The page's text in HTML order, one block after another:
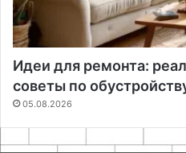
Идеи для ремонта:
советы по
05.08.2026